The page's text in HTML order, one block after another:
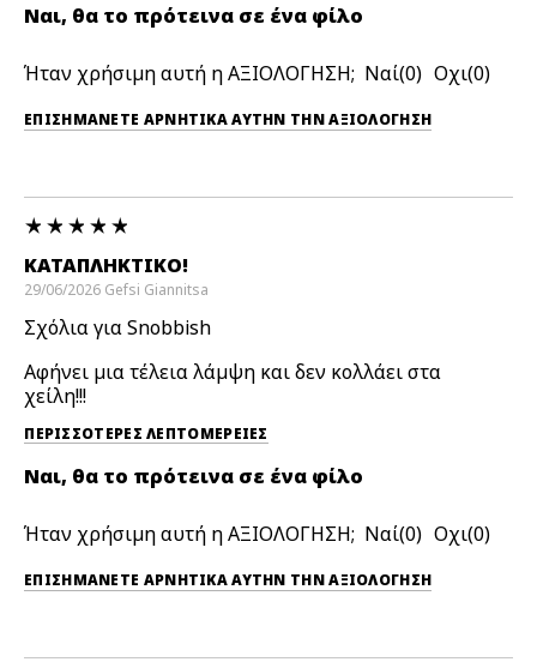
Ναι, θα το πρότεινα σε ένα φίλο
Ήταν χρήσιμη αυτή η ΑΞΙΟΛΟΓΗΣΗ; 0 0
ΕΠΙΣΗΜΆΝΕΤΕ ΑΡΝΗΤΙΚΆ ΑΥΤΉΝ ΤΗΝ ΑΞΙΟΛΟΓΗΣΗ
ΚΑΤΑΠΛΗΚΤΙΚΌ!
29/06/2026 Gefsi Giannitsa
Σχόλια για Snobbish
Αφήνει μια τέλεια λάμψη και δεν κολλάει στα
χείλη!!!
ΠΕΡΙΣΣΌΤΕΡΕΣ ΛΕΠΤΟΜΈΡΕΙΕΣ
Ναι, θα το πρότεινα σε ένα φίλο
Ήταν χρήσιμη αυτή η ΑΞΙΟΛΟΓΗΣΗ; 0 0
ΕΠΙΣΗΜΆΝΕΤΕ ΑΡΝΗΤΙΚΆ ΑΥΤΉΝ ΤΗΝ ΑΞΙΟΛΟΓΗΣΗ